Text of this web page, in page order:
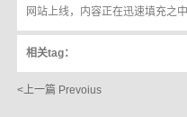
网站上线，内容正在迅速填充之
相关tag：
<上一篇 Prevoius